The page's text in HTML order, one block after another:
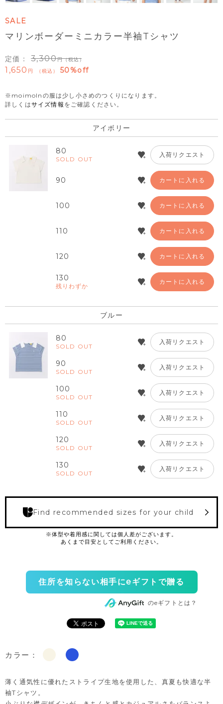
SALE
マリンボーダーミニカラー半袖Tシャツ
定価： 3,300 （税込）
1,650 税込 50%off
※moimolnの服は少し小さめのつくりになります。
詳しくはサイズ情報 をご確認ください。
アイボリー
80
SOLD OUT
入荷リクエスト
90 カートに入れる
100 カートに入れる
110 カートに入れる
120 カートに入れる
130
残りわずか
カートに入れる
ブルー
80
SOLD OUT
入荷リクエスト
90
SOLD OUT
入荷リクエスト
100
SOLD OUT
入荷リクエスト
110
SOLD OUT
入荷リクエスト
120
SOLD OUT
入荷リクエスト
130
SOLD OUT
入荷リクエスト
Find recommended sizes for your child
住所を知らない相手にeギフトで贈る
のeギフトとは？
カラー：
薄く通気性に優れたストライプ生地を使用した、真夏も快適な半
袖Tシャツ。